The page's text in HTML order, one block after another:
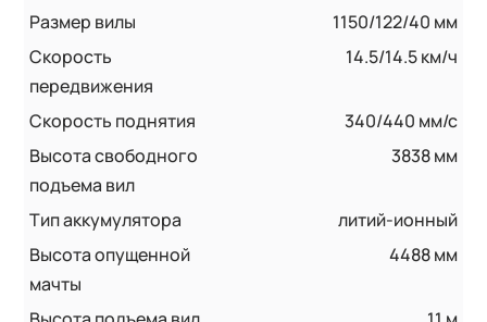
Размер вилы
1150/122/40 мм
Скорость
передвижения
14.5/14.5 км/ч
Скорость поднятия
340/440 мм/с
Высота свободного
подъема вил
3838 мм
Тип аккумулятора
литий-ионный
Высота опущенной
мачты
4488 мм